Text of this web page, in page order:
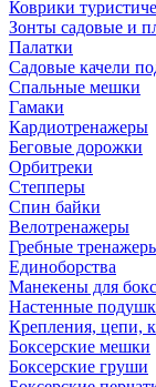
Коврики
Зонты садовые и
Палатки
Садовые качели
Спальные мешки
Гамаки
Кардиотренажеры
Беговые дорожки
Орбитреки
Степперы
Спин байки
Велотренажеры
Гребные
Единоборства
Манекены для
Настенные
Крепления, цепи,
Боксерские мешки
Боксерские груши